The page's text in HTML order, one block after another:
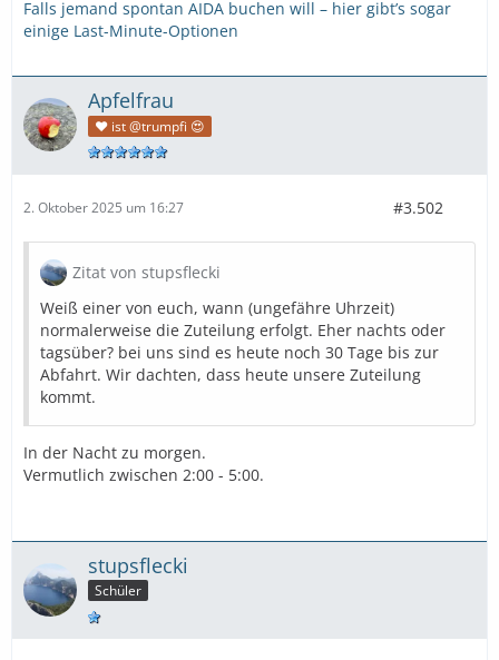
Falls jemand spontan AIDA buchen will – hier gibt’s sogar
einige Last-Minute-Optionen
Apfelfrau
❤️ ist @trumpfi 😍
2. Oktober 2025 um 16:27 #3.502
Zitat von stupsflecki
Weiß einer von euch, wann (ungefähre Uhrzeit)
normalerweise die Zuteilung erfolgt. Eher nachts oder
tagsüber? bei uns sind es heute noch 30 Tage bis zur
Abfahrt. Wir dachten, dass heute unsere Zuteilung
kommt.
In der Nacht zu morgen.
Vermutlich zwischen 2:00 - 5:00.
stupsflecki
Schüler